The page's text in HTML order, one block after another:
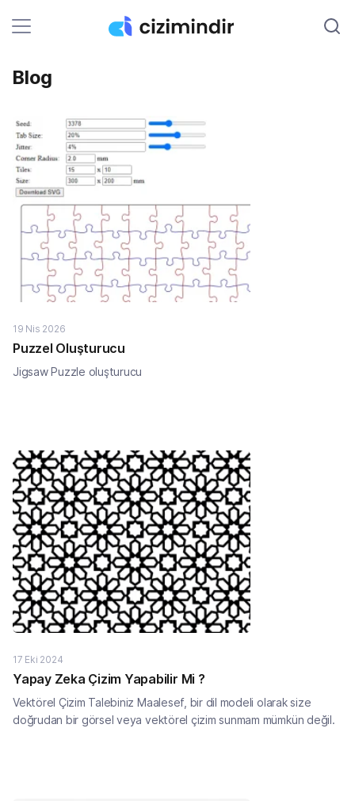
Blog
19 Nis 2026
Puzzel Oluşturucu
Jigsaw Puzzle oluşturucu
17 Eki 2024
Yapay Zeka Çizim Yapabilir Mi ?
Vektörel Çizim Talebiniz Maalesef, bir dil modeli olarak size
doğrudan bir görsel veya vektörel çizim sunmam mümkün değil.